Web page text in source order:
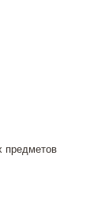
предметов